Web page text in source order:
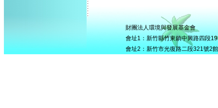
財團法人環境與發展基金會
會址1：新竹縣竹東鎮中興路四段
會址2：新竹市光復路二段321號2